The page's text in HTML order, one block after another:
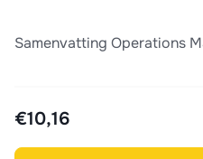
Samenvatting Operations
€10,16